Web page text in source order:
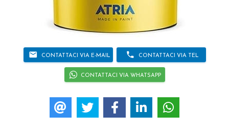
email CONTATTACI VIA E-MAIL phone CONTATTACI VIA TEL
CONTATTACI VIA WHATSAPP